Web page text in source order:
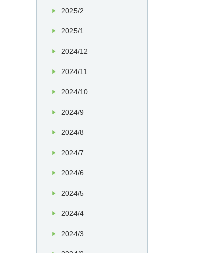
2025/2
2025/1
2024/12
2024/11
2024/10
2024/9
2024/8
2024/7
2024/6
2024/5
2024/4
2024/3